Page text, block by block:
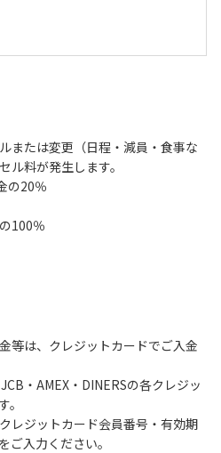
または変更（日程・減員・食事な
ル料が発生します。
の20％
100％
等は、クレジットカードでご入金
・AMEX・DINERSの各クレジッ
レジットカード会員番号・有効期
ご入力ください。